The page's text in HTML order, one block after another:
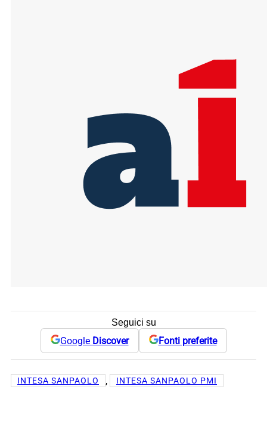
Seguici su
Google Discover Fonti preferite
INTESA SANPAOLO , INTESA SANPAOLO PMI